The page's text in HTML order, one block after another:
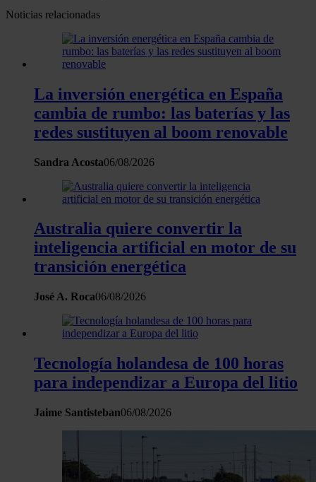
Noticias relacionadas
La inversión energética en España
cambia de rumbo: las baterías y las
redes sustituyen al boom renovable
Sandra Acosta06/08/2026
Australia quiere convertir la
inteligencia artificial en motor de su
transición energética
José A. Roca06/08/2026
Tecnología holandesa de 100 horas
para independizar a Europa del litio
Jaime Santisteban06/08/2026